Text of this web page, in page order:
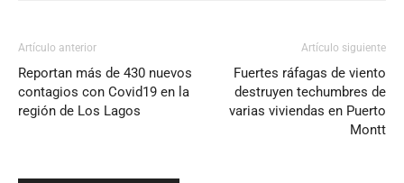
Artículo anterior
Reportan más de 430 nuevos
contagios con Covid19 en la
región de Los Lagos
Artículo siguiente
Fuertes ráfagas de viento
destruyen techumbres de
varias viviendas en Puerto
Montt